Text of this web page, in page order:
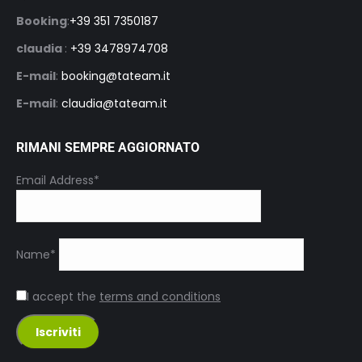
Booking:+39 351 7350187
claudia : +39 3478974708
E-mail: booking@tateam.it
E-mail: claudia@tateam.it
RIMANI SEMPRE AGGIORNATO
Email Address*
Name*
I accept the terms and conditions